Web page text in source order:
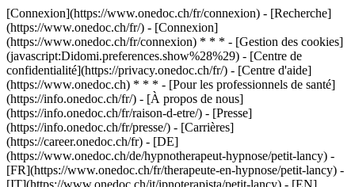
[Connexion](https://www.onedoc.ch/fr/connexion) - [Recherche]
(https://www.onedoc.ch/fr/) - [Connexion]
(https://www.onedoc.ch/fr/connexion) * * * - [Gestion des cookies]
(javascript:Didomi.preferences.show%28%29) - [Centre de
confidentialité](https://privacy.onedoc.ch/fr/) - [Centre d'aide]
(https://www.onedoc.ch) * * * - [Pour les professionnels de santé]
(https://info.onedoc.ch/fr/) - [À propos de nous]
(https://info.onedoc.ch/fr/raison-d-etre/) - [Presse]
(https://info.onedoc.ch/fr/presse/) - [Carrières]
(https://career.onedoc.ch/fr) - [DE]
(https://www.onedoc.ch/de/hypnotherapeut-hypnose/petit-lancy) -
[FR](https://www.onedoc.ch/fr/therapeute-en-hypnose/petit-lancy) -
[IT](https://www.onedoc.ch/it/ipnoterapista/petit-lancy) - [EN]